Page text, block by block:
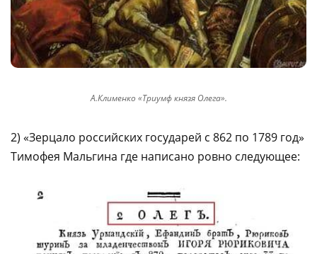
А.Клименко «Триумф князя Олега».
2) «Зерцало российских государей с 862 по 1789 год»
Тимофея Мальгина где написано ровно следующее: